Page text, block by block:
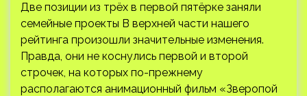
Две позиции из трёх в первой пятёрке заняли
семейные проекты В верхней части нашего
рейтинга произошли значительные изменения.
Правда, они не коснулись первой и второй
строчек, на которых по-прежнему
располагаются анимационный фильм «Зверопой